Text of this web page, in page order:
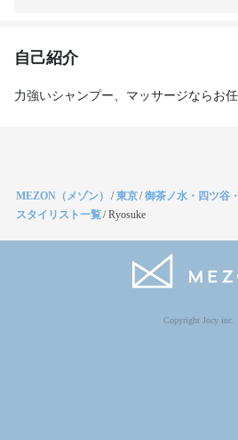
自己紹介
力強いシャンプー、マッサージならお任
MEZON（メゾン） /東京/御茶ノ水・四ツ谷
スタイリスト一覧/Ryosuke
Copyright Jocy inc.